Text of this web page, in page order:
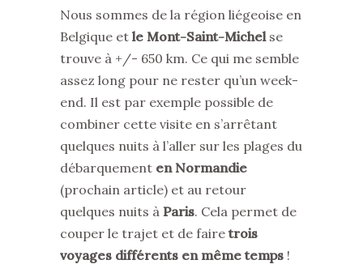
Nous sommes de la région liégeoise en
Belgique et le Mont-Saint-Michelse
trouve à +/- 650 km. Ce qui me semble
assez long pour ne rester qu’un week-
end. Il est par exemple possible de
combiner cette visite en s’arrêtant
quelques nuits à l’aller sur les plages du
débarquement en Normandie
(prochain article) et au retour
quelques nuits à Paris. Cela permet de
couper le trajet et de faire trois
voyages différents en même temps !